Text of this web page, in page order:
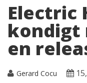
Electric
kondigt
en
Gerard Cocu